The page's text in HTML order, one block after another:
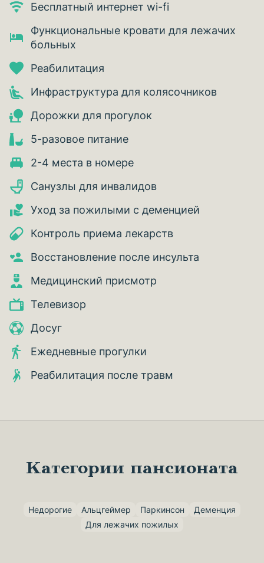
Бесплатный интернет wi-fi
Функциональные кровати для лежачих
больных
Реабилитация
Инфраструктура для колясочников
Дорожки для прогулок
5-разовое питание
2-4 места в номере
Санузлы для инвалидов
Уход за пожилыми с деменцией
Контроль приема лекарств
Восстановление после инсульта
Медицинский присмотр
Телевизор
Досуг
Ежедневные прогулки
Реабилитация после травм
Категории пансионата
Недорогие Альцгеймер Паркинсон
Деменция
Для лежачих пожилых